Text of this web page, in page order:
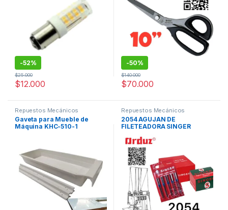
-52%
$12.000
$25.000
-50%
$70.000
$140.000
Repuestos Mecánicos
Gaveta para Mueble de
Máquina KHC-510-1
Repuestos Mecánicos
2054 AGUJAN DE
FILETEADORA SINGER